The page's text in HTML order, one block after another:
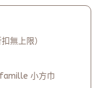
無上限）
小方巾